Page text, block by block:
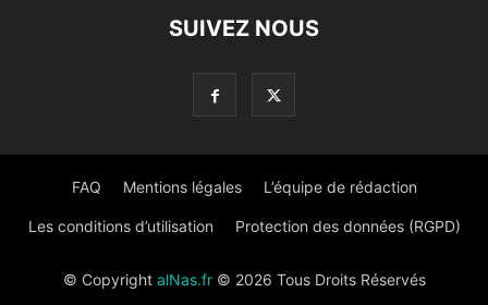
SUIVEZ NOUS
FAQ Mentions légales L’équipe de rédaction
Les conditions d’utilisation Protection des données (RGPD)
© Copyright alNas.fr© 2026 Tous Droits Réservés